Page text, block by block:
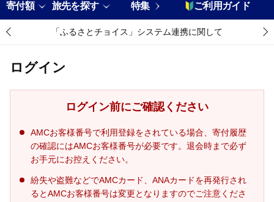
寄付額 旅先を探す 特集 ご利用ガイド
「ふるさとチョイス」システム連携に関して
ログイン
ログイン前にご確認ください
AMCお客様番号で利用登録をされている場合、寄付履歴
の確認にはAMCお客様番号が必要です。退会時まで必ず
お手元にお控えください。
紛失や盗難などでAMCカード、ANAカードを再発行され
るとAMCお客様番号は変更となりますのでご注意くださ